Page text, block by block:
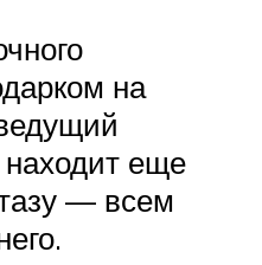
на
находит еще
— всем